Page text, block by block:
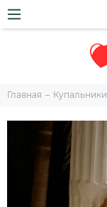
Главная Купальники